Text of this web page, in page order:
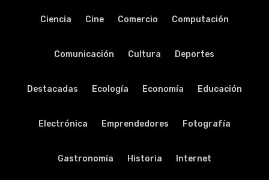
Ciencia Cine Comercio Computación
Comunicación Cultura Deportes
Destacadas Ecología Economía Educación
Electrónica Emprendedores Fotografía
Gastronomía Historia Internet